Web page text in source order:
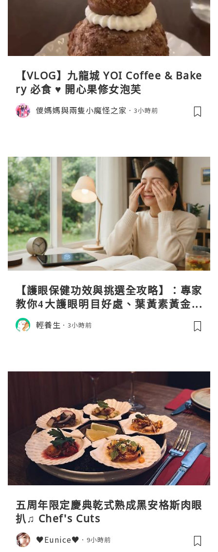
【VLOG】九龍城 YOI Coffee & Bake
ry 必食 ♥ 開心果修女泡芙
儍媽媽與兩隻小魔怪之家 3小時前
【護眼保健功效與挑選全攻略】：專家
教你4大護眼明目好處、葉黃素黃金比
例與挑選秘訣
輕養生 3小時前
五周年限定慶典乾式熟成黑安格斯肉眼
扒♫ Chef's Cuts
♥Eunice♥ 9小時前